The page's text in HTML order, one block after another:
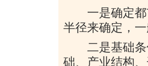
一是确定都
半径来确定，
二是基础条
础、产业结构